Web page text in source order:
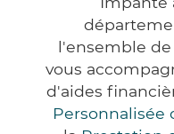
l'ensemble de
vous
d'aides
Personnalisée